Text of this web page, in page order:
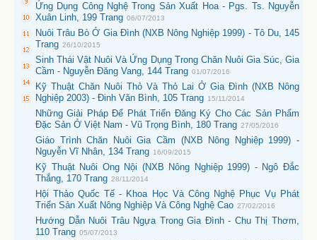
Ứng Dụng Công Nghệ Trong Sản Xuất Hoa - Pgs. Ts. Nguyễn
Xuân Linh, 199 Trang 06/07/2013
Nuôi Trâu Bò Ở Gia Đình (NXB Nông Nghiệp 1999) - Tô Du, 145
Trang 26/10/2015
Sinh Thái Vật Nuôi Và Ứng Dụng Trong Chăn Nuôi Gia Súc, Gia
Cầm - Nguyễn Đăng Vang, 144 Trang 01/07/2016
Kỹ Thuật Chăn Nuôi Thỏ Và Thỏ Lai Ở Gia Đình (NXB Nông
Nghiệp 2003) - Đinh Văn Bình, 105 Trang 15/11/2014
Những Giải Pháp Để Phát Triển Đăng Ký Cho Các Sản Phẩm
Đặc Sản Ở Việt Nam - Vũ Trọng Bình, 180 Trang 27/05/2016
Giáo Trình Chăn Nuôi Gia Cầm (NXB Nông Nghiệp 1999) -
Nguyễn Vĩ Nhân, 134 Trang 16/09/2015
Kỹ Thuật Nuôi Ong Nội (NXB Nông Nghiệp 1999) - Ngô Đắc
Thắng, 170 Trang 28/11/2014
Hội Thảo Quốc Tế - Khoa Học Và Công Nghệ Phục Vụ Phát
Triển Sản Xuất Nông Nghiệp Và Công Nghệ Cao 27/02/2016
Hướng Dẫn Nuôi Trâu Ngựa Trong Gia Đình - Chu Thị Thơm,
110 Trang 05/07/2013